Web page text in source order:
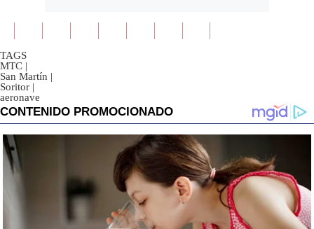
TAGS
MTC |
San Martín |
Soritor |
aeronave